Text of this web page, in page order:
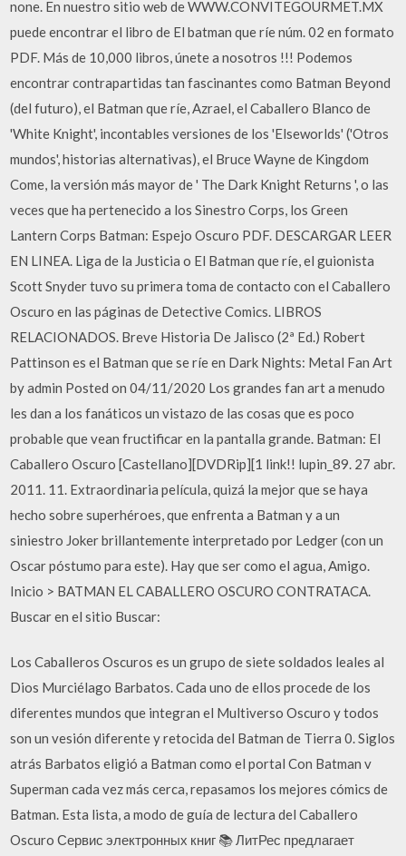
none. En nuestro sitio web de WWW.CONVITEGOURMET.MX
puede encontrar el libro de El batman que ríe núm. 02 en formato
PDF. Más de 10,000 libros, únete a nosotros !!! Podemos
encontrar contrapartidas tan fascinantes como Batman Beyond
(del futuro), el Batman que ríe, Azrael, el Caballero Blanco de
'White Knight', incontables versiones de los 'Elseworlds' ('Otros
mundos', historias alternativas), el Bruce Wayne de Kingdom
Come, la versión más mayor de ' The Dark Knight Returns ', o las
veces que ha pertenecido a los Sinestro Corps, los Green
Lantern Corps Batman: Espejo Oscuro PDF. DESCARGAR LEER
EN LINEA. Liga de la Justicia o El Batman que ríe, el guionista
Scott Snyder tuvo su primera toma de contacto con el Caballero
Oscuro en las páginas de Detective Comics. LIBROS
RELACIONADOS. Breve Historia De Jalisco (2ª Ed.) Robert
Pattinson es el Batman que se ríe en Dark Nights: Metal Fan Art
by admin Posted on 04/11/2020 Los grandes fan art a menudo
les dan a los fanáticos un vistazo de las cosas que es poco
probable que vean fructificar en la pantalla grande. Batman: El
Caballero Oscuro [Castellano][DVDRip][1 link!! lupin_89. 27 abr.
2011. 11. Extraordinaria película, quizá la mejor que se haya
hecho sobre superhéroes, que enfrenta a Batman y a un
siniestro Joker brillantemente interpretado por Ledger (con un
Oscar póstumo para este). Hay que ser como el agua, Amigo.
Inicio > BATMAN EL CABALLERO OSCURO CONTRATACA.
Buscar en el sitio Buscar:
Los Caballeros Oscuros es un grupo de siete soldados leales al
Dios Murciélago Barbatos. Cada uno de ellos procede de los
diferentes mundos que integran el Multiverso Oscuro y todos
son un vesión diferente y retocida del Batman de Tierra 0. Siglos
atrás Barbatos eligió a Batman como el portal Con Batman v
Superman cada vez más cerca, repasamos los mejores cómics de
Batman. Esta lista, a modo de guía de lectura del Caballero
Oscuro Сервис электронных книг 📚 ЛитРес предлагает